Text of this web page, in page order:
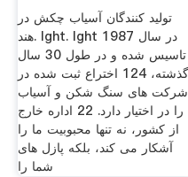
تولید کنندگان آسیاب چکش در
هند. lght. lght در سال 1987
تاسیس شده و در طول 30 سال
گذشته، 124 اختراع ثبت شده در
شركت های سنگ شكن و آسیاب
را در اختیار دارد. 22 اداره خارج
از کشور، نه تنها محبوبیت ما را
آشکار می کند، بلکه پازل های
شما را